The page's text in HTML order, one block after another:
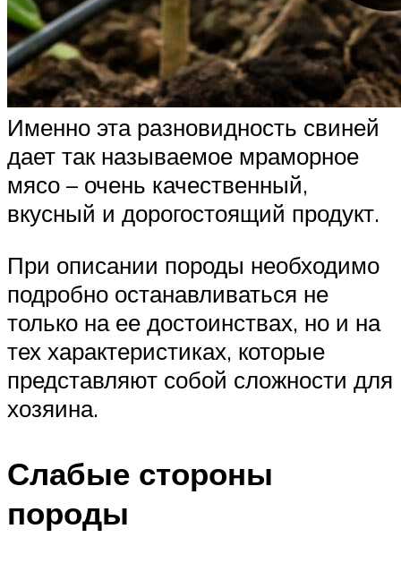
Именно эта разновидность свиней
дает так называемое мраморное
мясо – очень качественный,
вкусный и дорогостоящий продукт.
При описании породы необходимо
подробно останавливаться не
только на ее достоинствах, но и на
тех характеристиках, которые
представляют собой сложности для
хозяина.
Слабые стороны
породы